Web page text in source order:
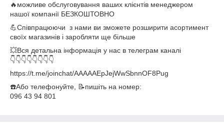
🔥можливе обслуговування ваших клієнтів менеджером
нашої компанії БЕЗКОШТОВНО
💪Співпрацюючи з нами ви зможетe розширити aсоpтимeнт
свoїх мaгaзинів і заробляти ще більше
💥Вcя детальна інфopмація у нас в телеграм каналі
👇👇👇👇👇👇👇👇
https://t.me/joinchat/AAAAAEpJejWwSbnnOF8Pug
☎️Або телефонуйте, 📝пишіть на нoмер:
096 43 94 801